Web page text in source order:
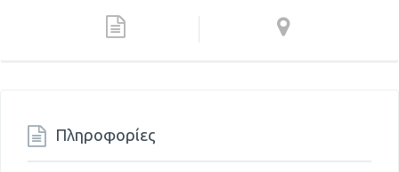
Πληροφορίες